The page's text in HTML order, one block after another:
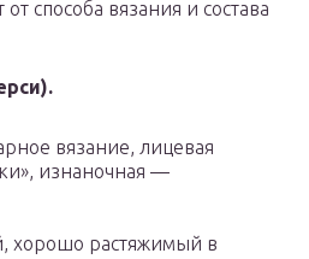
способа вязания и состава
вязание, лицевая
изнаночная —
хорошо растяжимый в